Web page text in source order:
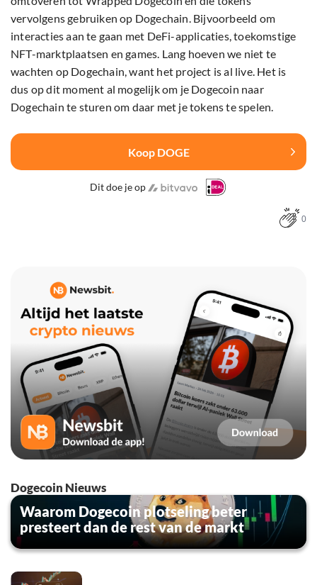
vervolgens gebruiken op Dogechain. Bijvoorbeeld om
interacties aan te gaan met DeFi-applicaties, toekomstige
NFT-marktplaatsen en games. Lang hoeven we niet te
wachten op Dogechain, want het project is al live. Het is
dus op dit moment al mogelijk om je Dogecoin naar
Dogechain te sturen om daar met je tokens te spelen.
Koop DOGE
Dit doe je op
0
Dogecoin Nieuws
Waarom Dogecoin plotseling beter
presteert dan de rest van de markt